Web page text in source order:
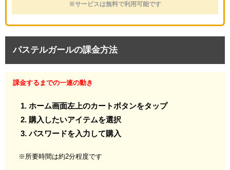
※サービスは無料で利用可能です
パステルガールの課金方法
課金するまでの一連の動き
ホーム画面左上のカートボタンをタップ
購入したいアイテムを選択
パスワードを入力して購入
※所要時間は約2分程度です